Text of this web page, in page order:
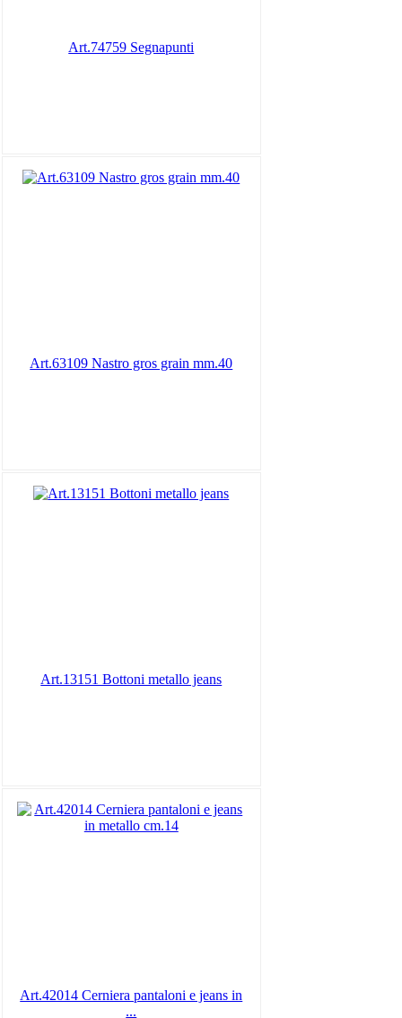
Art.74759 Segnapunti
Art.63109 Nastro gros grain mm.40
Art.13151 Bottoni metallo jeans
Art.42014 Cerniera pantaloni e jeans in
...